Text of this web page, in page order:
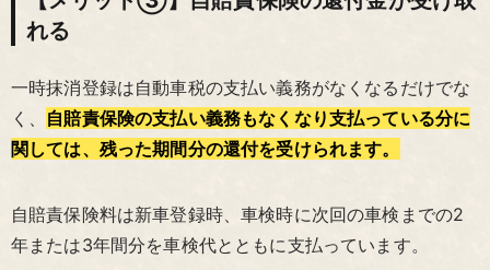
れる
一時抹消登録は自動車税の支払い義務がなくなるだけでな
く、 自賠責保険の支払い義務もなくなり支払っている分に
関しては、残った期間分の還付を受けられます。
自賠責保険料は新車登録時、車検時に次回の車検までの2
年または3年間分を車検代とともに支払っています。